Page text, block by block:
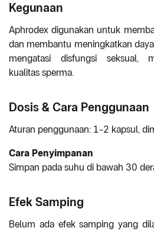
Kegunaan
Aphrodex digunakan untuk
dan membantu meningkatkan
mengatasi disfungsi seksual,
kualitas sperma.
Dosis & Cara Penggunaan
Aturan penggunaan: 1-2 kapsul,
Cara Penyimpanan
Simpan pada suhu di bawah 30
Efek Samping
Belum ada efek samping yang